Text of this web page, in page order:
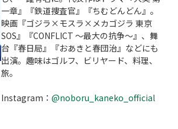
一章』『鉄道捜査官』『ちむどんどん』。
映画『ゴジラ×モスラ×メカゴジラ 東京
SOS』『CONFLICT ～最大の抗争～』、舞
台『春日局』『おあきと春団治』などにも
出演。趣味はゴルフ、ビリヤード、料理、
旅。
Instagram： @noboru_kaneko_official